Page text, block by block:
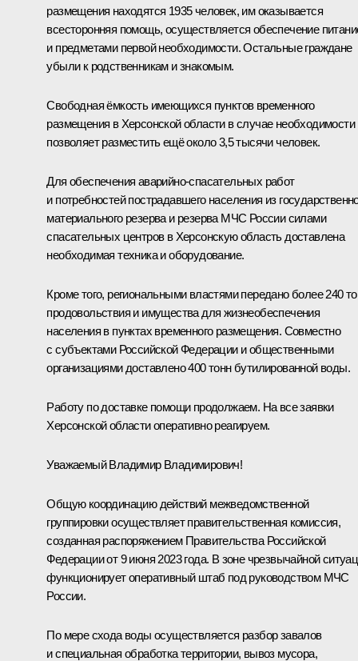
размещения находятся 1935 человек, им оказывается
всесторонняя помощь, осуществляется обеспечение
и предметами первой необходимости. Остальные граждане
убыли к родственникам и знакомым.
Свободная ёмкость имеющихся пунктов временного
размещения в Херсонской области в случае необходимости
позволяет разместить ещё около 3,5 тысячи человек.
Для обеспечения аварийно-спасательных работ
и потребностей пострадавшего населения из
материального резерва и резерва МЧС России силами
спасательных центров в Херсонскую область доставлена
необходимая техника и оборудование.
Кроме того, региональными властями передано более 240
продовольствия и имущества для жизнеобеспечения
населения в пунктах временного размещения. Совместно
с субъектами Российской Федерации и общественными
организациями доставлено 400 тонн бутилированной воды.
Работу по доставке помощи продолжаем. На все заявки
Херсонской области оперативно реагируем.
Уважаемый Владимир Владимирович!
Общую координацию действий межведомственной
группировки осуществляет правительственная комиссия,
созданная распоряжением Правительства Российской
Федерации от 9 июня 2023 года. В зоне чрезвычайной
функционирует оперативный штаб под руководством МЧС
России.
По мере схода воды осуществляется разбор завалов
и специальная обработка территории, вывоз мусора,